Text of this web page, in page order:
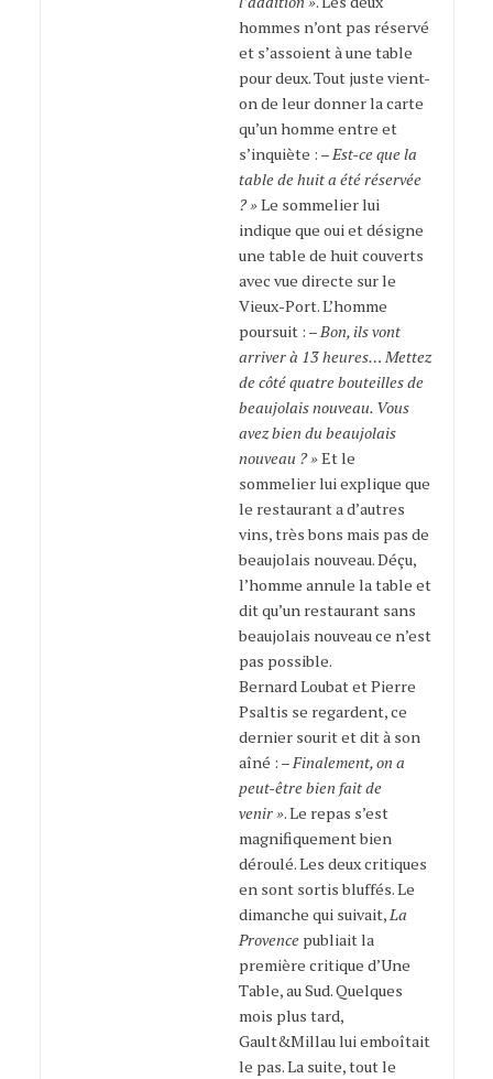
hommes n’ont pas réservé
et s’assoient à une table
pour deux. Tout juste vient-
on de leur donner la carte
qu’un homme entre et
s’inquiète : –Est-ce que la
table de huit a été réservée
? »Le sommelier lui
indique que oui et désigne
une table de huit couverts
avec vue directe sur le
Vieux-Port. L’homme
poursuit : –Bon, ils vont
arriver à 13 heures… Mettez
de côté quatre bouteilles de
beaujolais nouveau. Vous
avez bien du beaujolais
nouveau ? »Et le
sommelier lui explique que
le restaurant a d’autres
vins, très bons mais pas de
beaujolais nouveau. Déçu,
l’homme annule la table et
dit qu’un restaurant sans
beaujolais nouveau ce n’est
pas possible.
Bernard Loubat et Pierre
Psaltis se regardent, ce
dernier sourit et dit à son
aîné : –Finalement, on a
peut-être bien fait de
venir ». Le repas s’est
magnifiquement bien
déroulé. Les deux critiques
en sont sortis bluffés. Le
dimanche qui suivait,La
Provencepubliait la
première critique d’Une
Table, au Sud. Quelques
mois plus tard,
Gault&Millau lui emboîtait
le pas. La suite, tout le